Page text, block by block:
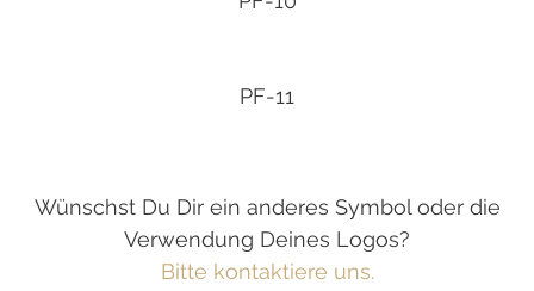
PF-11
Wünschst Du Dir ein anderes Symbol oder die
Verwendung Deines Logos?
Bitte kontaktiere uns.